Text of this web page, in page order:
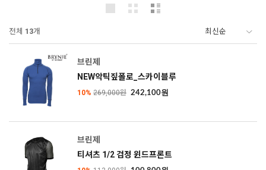
전체 13개
브린제
NEW악틱짚폴로_스카이블루
10% 269,000원 242,100원
브린제
티셔츠 1/2 검정 윈드프론트